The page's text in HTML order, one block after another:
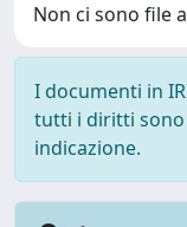
Non ci sono file
I documenti in
tutti i diritti sono
indicazione.